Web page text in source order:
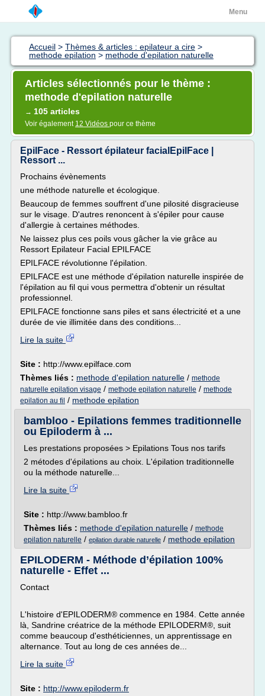
Menu
Accueil > Thèmes & articles : epilateur a cire >
methode epilation > methode d'epilation naturelle
Articles sélectionnés pour le thème :
methode d'epilation naturelle
→ 105 articles
Voir également 12 Vidéos pour ce thème
EpilFace - Ressort épilateur facialEpilFace |
Ressort ...
Prochains évènements
une méthode naturelle et écologique.
Beaucoup de femmes souffrent d'une pilosité disgracieuse
sur le visage. D'autres renoncent à s'épiler pour cause
d'allergie à certaines méthodes.
Ne laissez plus ces poils vous gâcher la vie grâce au
Ressort Epilateur Facial EPILFACE
EPILFACE révolutionne l'épilation.
EPILFACE est une méthode d'épilation naturelle inspirée de
l'épilation au fil qui vous permettra d'obtenir un résultat
professionnel.
EPILFACE fonctionne sans piles et sans électricité et a une
durée de vie illimitée dans des conditions...
Lire la suite
Site : http://www.epilface.com
Thèmes liés : methode d'epilation naturelle / methode
naturelle epilation visage / methode epilation naturelle / methode
epilation au fil / methode epilation
bambloo - Epilations femmes traditionnelle
ou Epiloderm à ...
Les prestations proposées > Epilations Tous nos tarifs
2 métodes d'épilations au choix. L'épilation traditionnelle
ou la méthode naturelle...
Lire la suite
Site : http://www.bambloo.fr
Thèmes liés : methode d'epilation naturelle / methode
epilation naturelle / epilation durable naturelle / methode epilation
EPILODERM - Méthode d’épilation 100%
naturelle - Effet ...
Contact
L'histoire d'EPILODERM® commence en 1984. Cette année
là, Sandrine créatrice de la méthode EPILODERM®, suit
comme beaucoup d'esthéticiennes, un apprentissage en
alternance. Tout au long de ces années de...
Lire la suite
Site : http://www.epiloderm.fr